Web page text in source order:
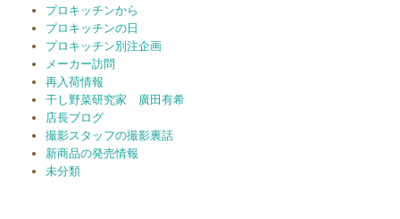
プロキッチンから
プロキッチンの日
プロキッチン別注企画
メーカー訪問
再入荷情報
干し野菜研究家 廣田有希
店長ブログ
撮影スタッフの撮影裏話
新商品の発売情報
未分類